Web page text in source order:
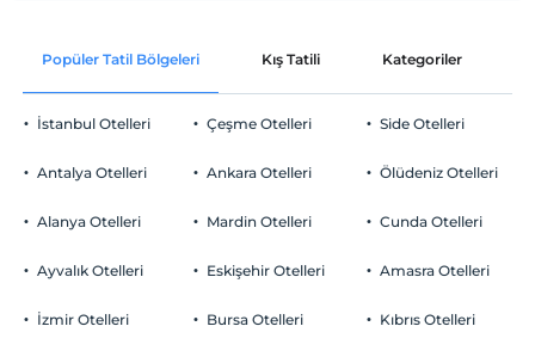
Popüler Tatil Bölgeleri Kış Tatili Kategoriler
İstanbul Otelleri
Antalya Otelleri
Alanya Otelleri
Ayvalık Otelleri
İzmir Otelleri
Çeşme Otelleri
Ankara Otelleri
Mardin Otelleri
Eskişehir Otelleri
Bursa Otelleri
Side Otelleri
Ölüdeniz Otelleri
Cunda Otelleri
Amasra Otelleri
Kıbrıs Otelleri